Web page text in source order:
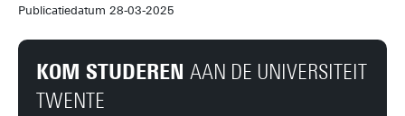
Publicatiedatum 28-03-2025
KOM STUDEREN AAN DE UNIVERSITEIT
TWENTE